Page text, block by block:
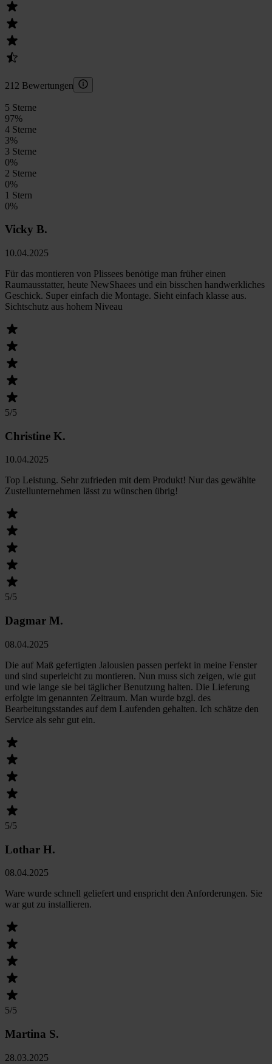
212 Bewertungen
5 Sterne
97%
4 Sterne
3%
3 Sterne
0%
2 Sterne
0%
1 Stern
0%
Vicky B.
10.04.2025
Für das montieren von Plissees benötige man früher einen
Raumausstatter, heute NewShaees und ein bisschen handwerkliches
Geschick. Super einfach die Montage. Sieht einfach klasse aus.
Sichtschutz aus hohem Niveau
5/5
Christine K.
10.04.2025
Top Leistung. Sehr zufrieden mit dem Produkt! Nur das gewählte
Zustellunternehmen lässt zu wünschen übrig!
5/5
Dagmar M.
08.04.2025
Die auf Maß gefertigten Jalousien passen perfekt in meine Fenster
und sind superleicht zu montieren. Nun muss sich zeigen, wie gut
und wie lange sie bei täglicher Benutzung halten. Die Lieferung
erfolgte im genannten Zeitraum. Man wurde bzgl. des
Bearbeitungsstandes auf dem Laufenden gehalten. Ich schätze den
Service als sehr gut ein.
5/5
Lothar H.
08.04.2025
Ware wurde schnell geliefert und enspricht den Anforderungen. Sie
war gut zu installieren.
5/5
Martina S.
28.03.2025